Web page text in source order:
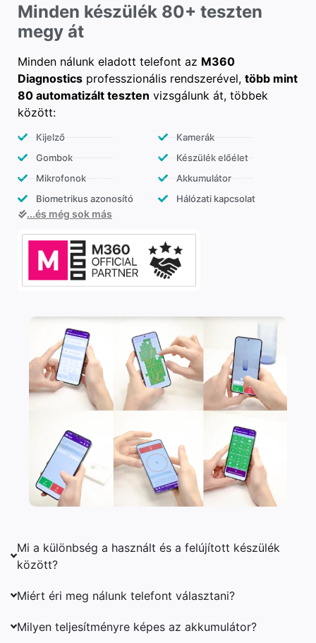
Minden készülék 80+ teszten
megy át
Minden nálunk eladott telefont az M360
Diagnostics professzionális rendszerével, több mint
80 automatizált teszten vizsgálunk át, többek
között:
Kijelző
Gombok
Mikrofonok
Biometrikus azonosító
Kamerák
Készülék előélet
Akkumulátor
Hálózati kapcsolat
...és még sok más
Mi a különbség a használt és a felújított készülék
között?
Miért éri meg nálunk telefont választani?
Milyen teljesítményre képes az akkumulátor?